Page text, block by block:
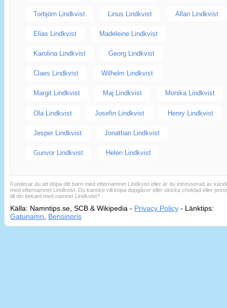
Torbjörn Lindkvist Linus Lindkvist Allan Lindkvist
Elias Lindkvist Madeleine Lindkvist
Karolina Lindkvist Georg Lindkvist
Claes Lindkvist Wilhelm Lindkvist
Margit Lindkvist Maj Lindkvist Monika Lindkvist
Ola Lindkvist Josefin Lindkvist Henry Lindkvist
Jesper Lindkvist Jonathan Lindkvist
Gunvor Lindkvist Helen Lindkvist
Funderar du att döpa ditt barn med efternamnet Lindkvist eller är du intresserad av
med efternamnet Lindkvist. Du kanske vill köpa dopgåvor eller skicka choklad eller
till din bekant med namnet Lindkvist?
Källa: Namntips.se, SCB & Wikipedia - Privacy Policy - Länktips:
Gatunamn
Bensinpris